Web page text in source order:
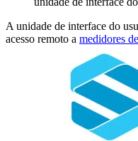
A unidade de interface do
acesso remoto a medidores